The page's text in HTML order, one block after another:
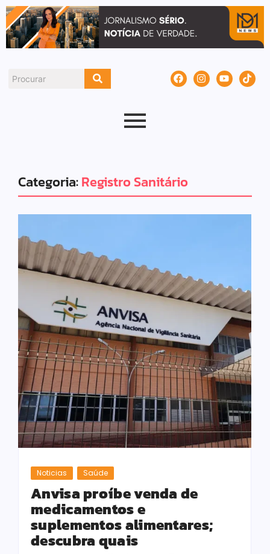
Categoria:Registro Sanitário
Noticias Saúde
Anvisa proíbe venda de
medicamentos e
suplementos alimentares;
descubra quais